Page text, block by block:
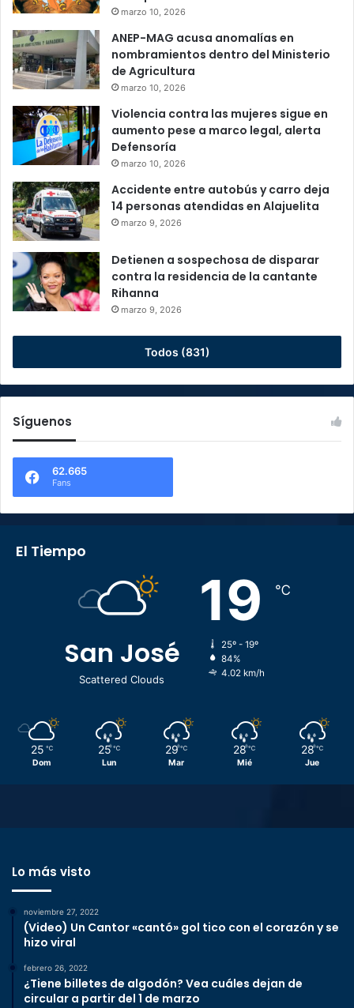
marzo 10, 2026
ANEP-MAG acusa anomalías en
nombramientos dentro del Ministerio
de Agricultura
marzo 10, 2026
Violencia contra las mujeres sigue en
aumento pese a marco legal, alerta
Defensoría
marzo 10, 2026
Accidente entre autobús y carro deja
14 personas atendidas en Alajuelita
marzo 9, 2026
Detienen a sospechosa de disparar
contra la residencia de la cantante
Rihanna
marzo 9, 2026
Todos (831)
Síguenos
62.665
Fans
El Tiempo
San José
Scattered Clouds
19 ℃
25º - 19º
84%
4.02 km/h
25 ℃
Dom
25 ℃
Lun
29 ℃
Mar
28 ℃
Mié
28 ℃
Jue
Lo más visto
noviembre 27, 2022
(Video) Un Cantor «cantó» gol tico con el corazón y se
hizo viral
febrero 26, 2022
¿Tiene billetes de algodón? Vea cuáles dejan de
circular a partir del 1 de marzo